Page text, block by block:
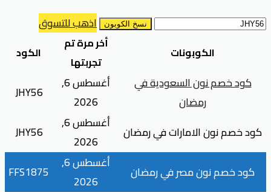
نسخ الكوبون اذهب للتسوق
الكوبونات
أخر مرة تم
تجربتها
الكود
كود خصم نون السعودية في
رمضان
أغسطس 6,
2026
JHY56
كود خصم نون الامارات في رمضان
أغسطس 6,
2026
JHY56
كود خصم نون مصر في رمضان
أغسطس 6,
2026
FFS1875